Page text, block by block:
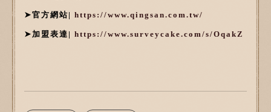
➤官方網站| https://www.qingsan.com.tw/
➤加盟表達| https://www.surveycake.com/s/OqakZ